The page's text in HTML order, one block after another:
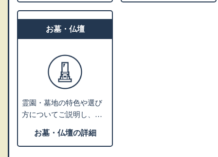
お墓・仏壇
霊園・墓地の特色や選び
方についてご説明し、お
客様のご希望にあわせて
ご提案します。墓石や仏
お墓・仏壇の詳細